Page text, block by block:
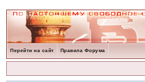
Перейти на сайт Правила Форума